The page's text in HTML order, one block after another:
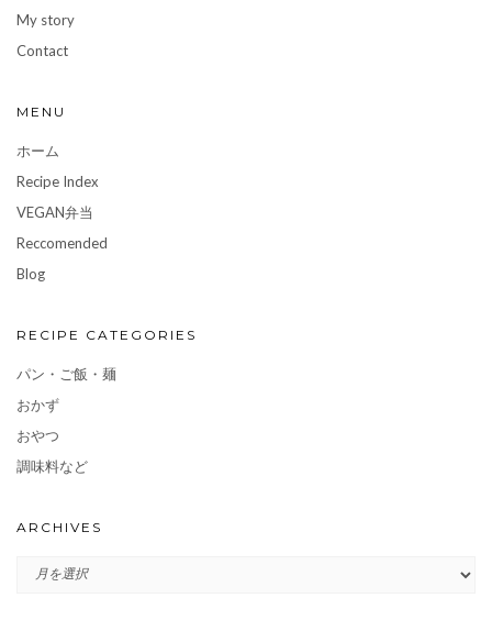
My story
Contact
MENU
ホーム
Recipe Index
VEGAN弁当
Reccomended
Blog
RECIPE CATEGORIES
パン・ご飯・麺
おかず
おやつ
調味料など
ARCHIVES
ARCHIVES